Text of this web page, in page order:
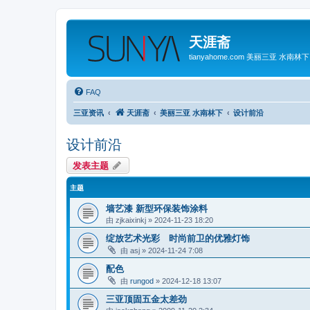
天涯斋
tianyahome.com 美丽三亚 水南林下
FAQ
三亚资讯 天涯斋 美丽三亚 水南林下 设计前沿
设计前沿
发表主题
主题
墙艺漆 新型环保装饰涂料
由 zjkaixinkj » 2024-11-23 18:20
绽放艺术光彩 时尚前卫的优雅灯饰
由 asj » 2024-11-24 7:08
配色
由 rungod » 2024-12-18 13:07
三亚顶固五金太差劲